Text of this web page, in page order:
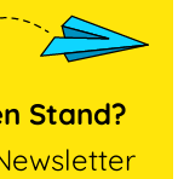
Stand?